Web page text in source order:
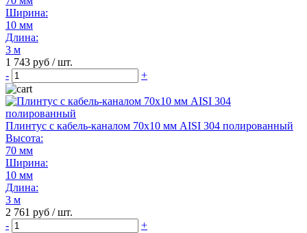
Ширина:
10 мм
Длина:
3 м
1 743 руб / шт.
-
+
Плинтус с кабель-каналом 70х10 мм AISI 304 полированный
Высота:
70 мм
Ширина:
10 мм
Длина:
3 м
2 761 руб / шт.
-
+